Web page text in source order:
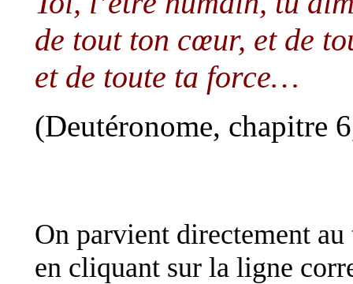
de tout ton cœur, et de
et de toute ta force…
(Deutéronome, chapitre
On parvient directement
en cliquant sur la ligne